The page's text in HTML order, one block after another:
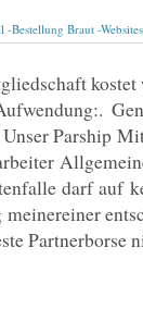
-Bestellung Braut -
Parship
darf auf
Partnerborse